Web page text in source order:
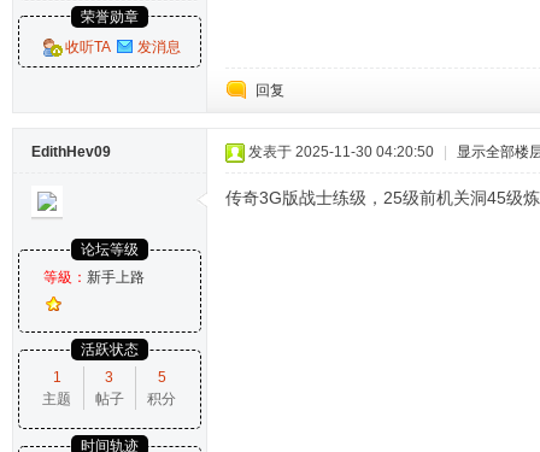
荣誉勋章
收听TA
发消息
回复
EdithHev09
论坛等级
等級： 新手上路
活跃状态
1
主题
3
帖子
5
积分
时间轨迹
发表于 2025-11-30 04:20:50 显示全部楼
传奇3G版战士练级，25级前机关洞45级